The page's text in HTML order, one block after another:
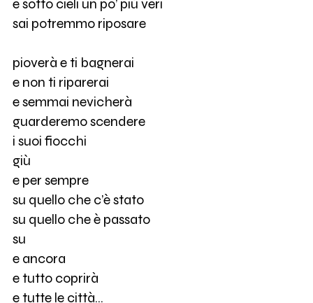
e sotto cieli un po’ più veri
sai potremmo riposare
pioverà e ti bagnerai
e non ti riparerai
e semmai nevicherà
guarderemo scendere
i suoi fiocchi
giù
e per sempre
su quello che c’è stato
su quello che è passato
su
e ancora
e tutto coprirà
e tutte le città…